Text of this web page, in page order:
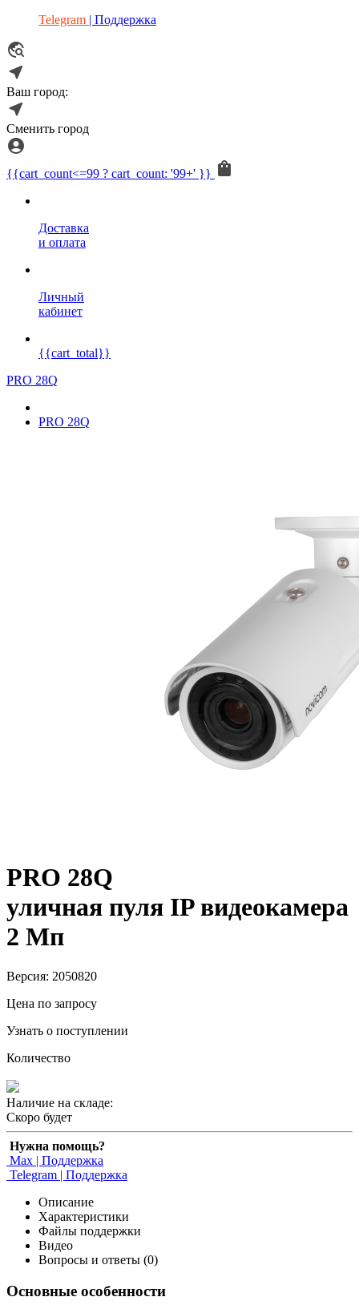
Telegram | Поддержка
Ваш город:
Сменить город
{{cart_count<=99 ? cart_count: '99+' }}
Доставка
и оплата
Личный
кабинет
{{cart_total}}
PRO 28Q
PRO 28Q
PRO 28Q
уличная пуля IP видеокамера
2 Мп
Версия: 2050820
Цена по запросу
Узнать о поступлении
Количество
Наличие на складе:
Скоро будет
Нужна помощь?
Max | Поддержка
Telegram | Поддержка
Описание
Характеристики
Файлы поддержки
Видео
Вопросы и ответы (0)
Основные особенности